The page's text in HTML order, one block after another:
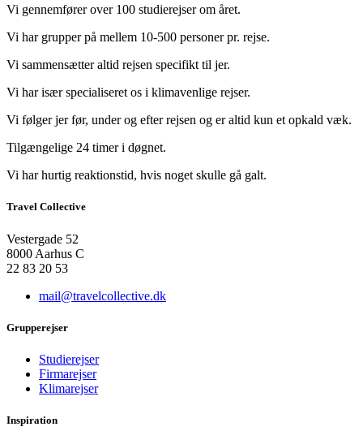
Vi gennemfører over 100 studierejser om året.
Vi har grupper på mellem 10-500 personer pr. rejse.
Vi sammensætter altid rejsen specifikt til jer.
Vi har især specialiseret os i klimavenlige rejser.
Vi følger jer før, under og efter rejsen og er altid kun et opkald væk.
Tilgængelige 24 timer i døgnet.
Vi har hurtig reaktionstid, hvis noget skulle gå galt.
Travel Collective
Vestergade 52
8000 Aarhus C
22 83 20 53
mail@travelcollective.dk
Grupperejser
Studierejser
Firmarejser
Klimarejser
Inspiration